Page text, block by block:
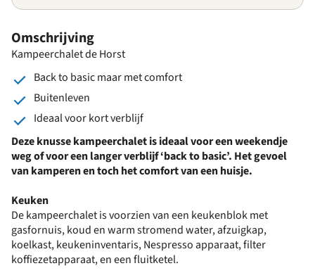
Omschrijving
Kampeerchalet de Horst
Back to basic maar met comfort
Buitenleven
Ideaal voor kort verblijf
Deze knusse kampeerchalet is ideaal voor een weekendje
weg of voor een langer verblijf ‘back to basic’. Het gevoel
van kamperen en toch het comfort van een huisje.
Keuken
De kampeerchalet is voorzien van een keukenblok met
gasfornuis, koud en warm stromend water, afzuigkap,
koelkast, keukeninventaris, Nespresso apparaat, filter
koffiezetapparaat, en een fluitketel.